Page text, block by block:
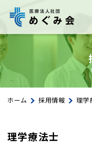
ホーム 採用情報 理学
理学療法士